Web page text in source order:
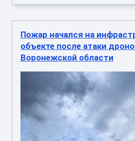
Пожар начался на
объекте после атаки
Воронежской области